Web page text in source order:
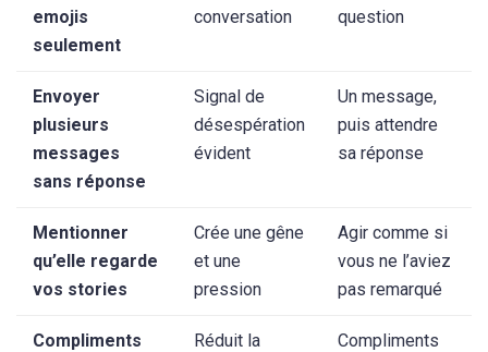
emojis
seulement
conversation
question
Envoyer
plusieurs
messages
sans réponse
Signal de
désespération
évident
Un message,
puis attendre
sa réponse
Mentionner
qu’elle regarde
vos stories
Crée une gêne
et une
pression
Agir comme si
vous ne l’aviez
pas remarqué
Compliments
Réduit la
Compliments